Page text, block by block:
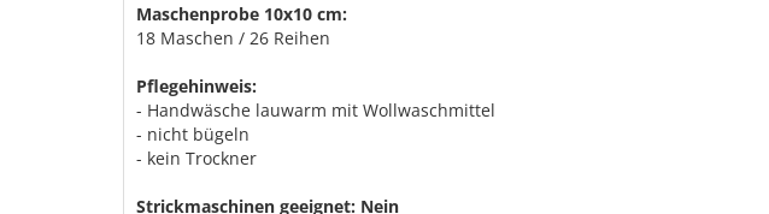
Maschenprobe 10x10 cm:
18 Maschen / 26 Reihen
Pflegehinweis:
- Handwäsche lauwarm mit Wollwaschmittel
- nicht bügeln
- kein Trockner
Strickmaschinen geeignet: Nein